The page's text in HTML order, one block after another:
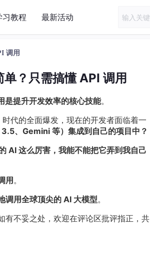
习教程 最新活动
调用
？只需搞懂 API 调用
是提升开发效率的核心技能。
时代的全面爆发，现在的开发者面临着一
、Gemini 等）集成到自己的项目中？
AI 这么厉害，我能不能把它弄到我自己
用。
调用全球顶尖的 AI 大模型。
有不妥之处，欢迎在评论区批评指正，共